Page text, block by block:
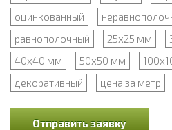
оцинкованный
равнополочный
25x25 мм
40x40 мм
50x50 мм
декоративный
цена за метр
Отправить заявку